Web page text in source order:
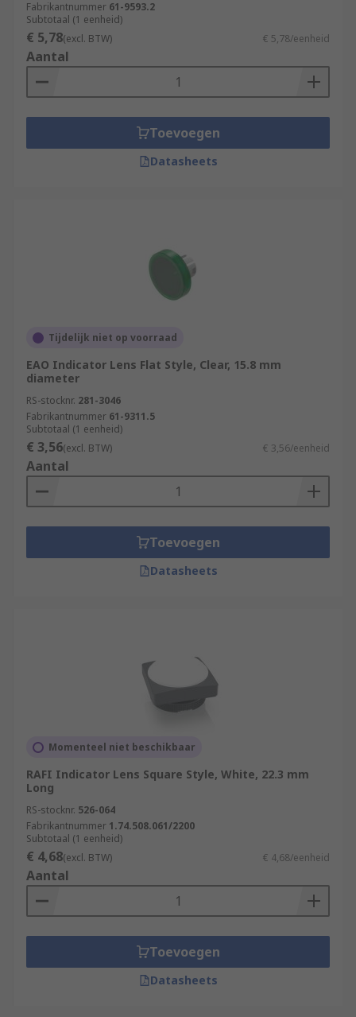
Fabrikantnummer 61-9593.2
Subtotaal (1 eenheid)
€ 5,78(excl. BTW) € 5,78/eenheid
Aantal
Toevoegen
Datasheets
Tijdelijk niet op voorraad
EAO Indicator Lens Flat Style, Clear, 15.8 mm
diameter
RS-stocknr. 281-3046
Fabrikantnummer 61-9311.5
Subtotaal (1 eenheid)
€ 3,56(excl. BTW) € 3,56/eenheid
Aantal
Toevoegen
Datasheets
Momenteel niet beschikbaar
RAFI Indicator Lens Square Style, White, 22.3 mm
Long
RS-stocknr. 526-064
Fabrikantnummer 1.74.508.061/2200
Subtotaal (1 eenheid)
€ 4,68(excl. BTW) € 4,68/eenheid
Aantal
Toevoegen
Datasheets